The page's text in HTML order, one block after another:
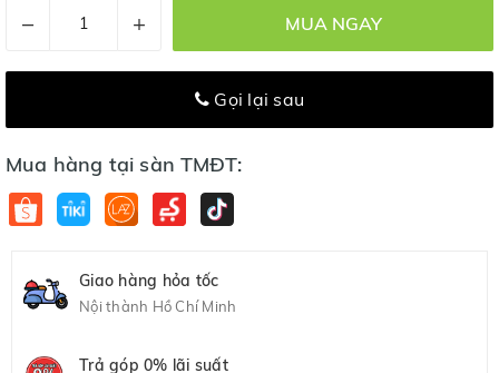
– + MUA NGAY
Gọi lại sau
Mua hàng tại sàn TMĐT:
Giao hàng hỏa tốc
Nội thành Hồ Chí Minh
Trả góp 0% lãi suất